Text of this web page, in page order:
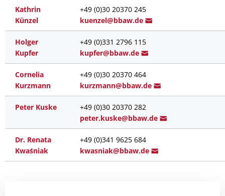
Kathrin
Künzel
+49 (0)30 20370 245
kuenzel@bbaw.de
Holger
Kupfer
+49 (0)331 2796 115
kupfer@bbaw.de
Cornelia
Kurzmann
+49 (0)30 20370 464
kurzmann@bbaw.de
Peter Kuske
+49 (0)30 20370 282
peter.kuske@bbaw.de
Dr. Renata
Kwaśniak
+49 (0)341 9625 684
kwasniak@bbaw.de